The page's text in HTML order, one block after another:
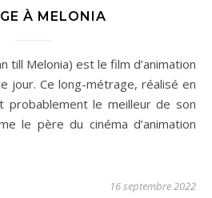
À MELONIA
jour. Ce long-métrage, réalisé en
probablement le meilleur de son
le père du cinéma d’animation
16 septembre 2022